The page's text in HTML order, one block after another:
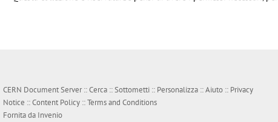
CERN Document Server ::Cerca ::Sottometti :: Personalizza ::Aiuto :: Privacy
Notice ::Content Policy ::Terms and Conditions
Fornita da Invenio